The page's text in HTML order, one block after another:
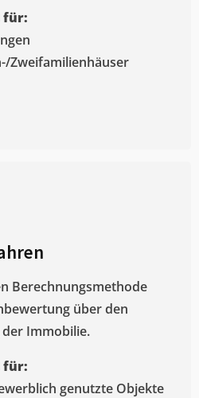
für:
Zweifamilienhäuser
Berechnungsmethode
über den
Immobilie.
für:
genutzte Objekte